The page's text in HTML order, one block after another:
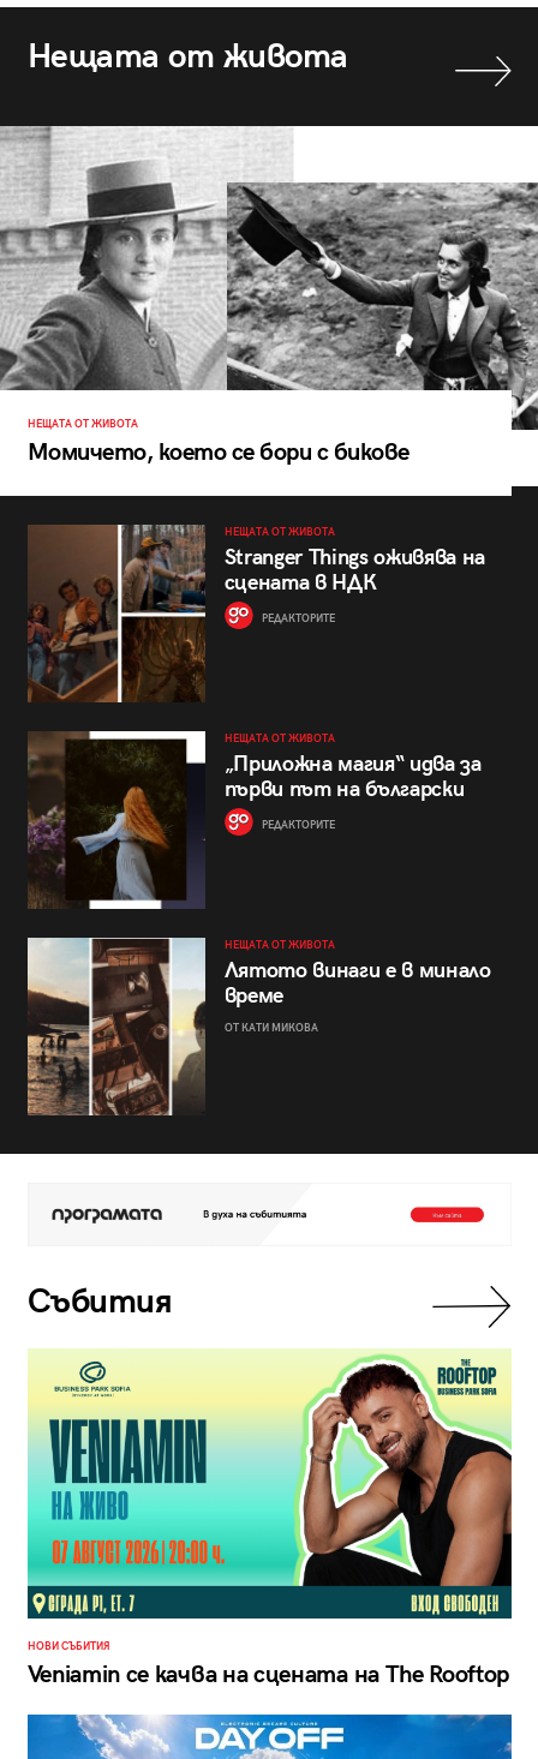
Нещата от живота
НЕЩАТА ОТ ЖИВОТА
Момичето, което се бори с бикове
НЕЩАТА ОТ ЖИВОТА
Stranger Things оживява на
сцената в НДК
РЕДАКТОРИТЕ
НЕЩАТА ОТ ЖИВОТА
„Приложна магия“ идва за
първи път на български
РЕДАКТОРИТЕ
НЕЩАТА ОТ ЖИВОТА
Лятото винаги е в минало
време
ОТ КАТИ МИКОВА
Събития
НОВИ СЪБИТИЯ
Veniamin се качва на сцената на The Rooftop